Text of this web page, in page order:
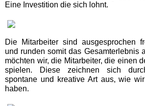
Subtropisches Badeparadies
Ausflugstipps
Baden-Württemberg
Ausflugstipps
Eine Investition die sich lohnt.
Die Mitarbeiter sind ausgesprochen
und runden somit das Gesamterlebnis
möchten wir, die Mitarbeiter, die einen
spielen. Diese zeichnen sich
spontane und kreative Art aus, wie
haben.